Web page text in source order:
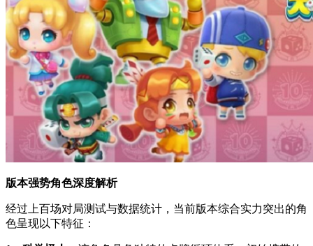
版本强势角色深度解析
经过上百场对局测试与数据统计，当前版本综合实力突出的角
色呈现以下特征：